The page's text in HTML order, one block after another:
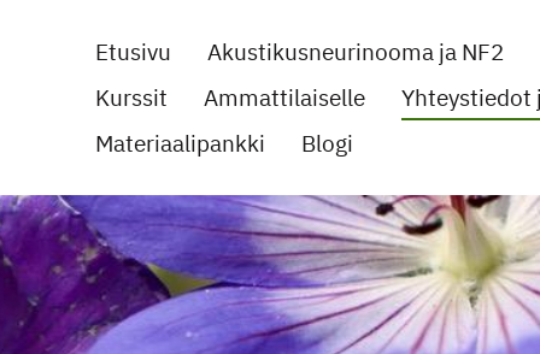
ry
Etusivu
Akustikusneurinooma ja NF2
Kurssit
Ammattilaiselle
Yhteystiedot
Materiaalipankki
Blogi